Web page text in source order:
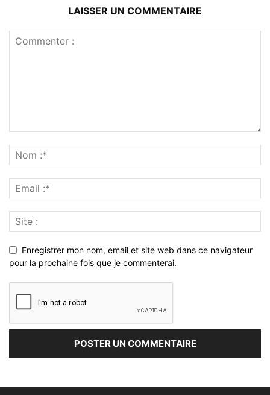
LAISSER UN COMMENTAIRE
Enregistrer mon nom, email et site web dans ce navigateur
pour la prochaine fois que je commenterai.